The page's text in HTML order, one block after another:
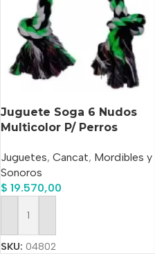
Juguete Soga 6 Nudos
Multicolor P/ Perros
Juguetes, Cancat, Mordibles y
Sonoros
$ 19.570,00
Añadir Al Carrito
SKU: 04802